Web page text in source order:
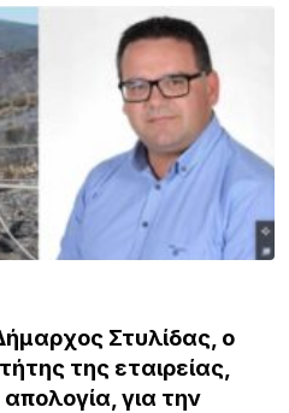
Στυλίδας, ο
της εταιρείας,
για την